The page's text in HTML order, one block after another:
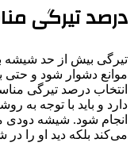
درصد تیرگی
تیرگی بیش از حد
موانع دشوار شود و حتی
انتخاب درصد تیرگی
دارد و باید با توجه به
انجام شود. شیشه دودی
می‌کند بلکه دید او را